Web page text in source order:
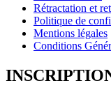
Rétractation et
Politique de
Mentions légales
Conditions